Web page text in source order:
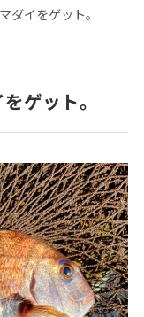
ダイをゲット。
ゲット。